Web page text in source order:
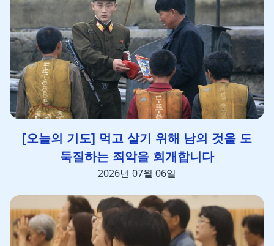
[오늘의 기도] 먹고 살기 위해 남의 것을 도
둑질하는 죄악을 회개합니다
2026년 07월 06일